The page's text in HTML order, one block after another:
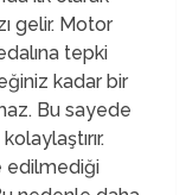
gelir. Motor
tepki
kadar bir
Bu sayede
edilmediği